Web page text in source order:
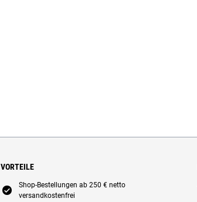
VORTEILE
E
Shop-Bestellungen ab 250 € netto
versandkostenfrei